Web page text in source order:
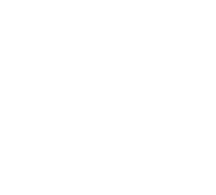
formunu kullanarak tarafımıza